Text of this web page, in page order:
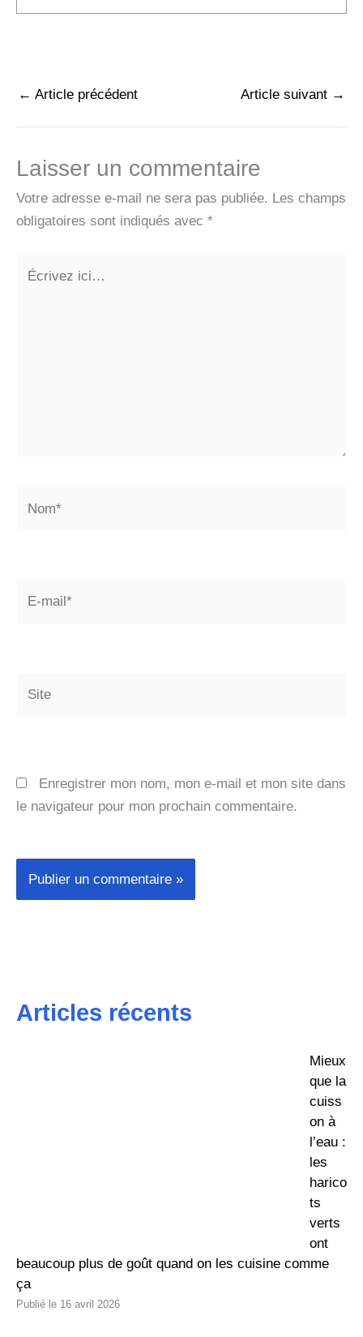
← Article précédent Article suivant →
Laisser un commentaire
Votre adresse e-mail ne sera pas publiée. Les champs
obligatoires sont indiqués avec *
Enregistrer mon nom, mon e-mail et mon site dans
le navigateur pour mon prochain commentaire.
Articles récents
Mieux
que la
cuiss
on à
l’eau :
les
harico
ts
verts
ont
beaucoup plus de goût quand on les cuisine comme
ça
16 avril 2026